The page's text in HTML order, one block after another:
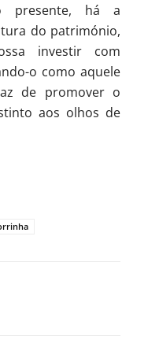
presente, há a
do património,
investir com
o como aquele
de promover o
aos olhos de